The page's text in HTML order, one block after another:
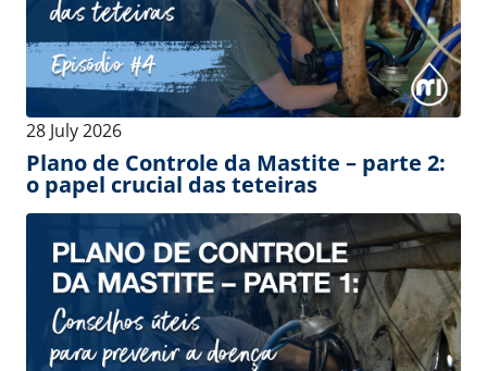
29 May 2026
A sua rotina de pré-ordenha está
correta? – Parte 2: Vamos focar na
estimulação!
See more